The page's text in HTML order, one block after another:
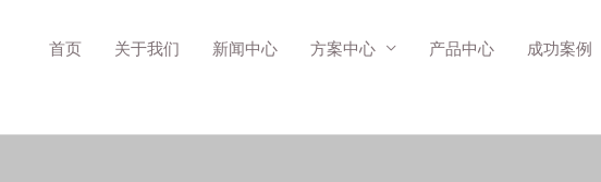
首页 关于我们 新闻中心 方案中心 产品中心 成功案例